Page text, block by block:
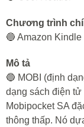
Chương trình
🔵 Amazon Kindle
Mô tả
🔵 MOBI (định
dạng sách điện
Mobipocket SA
thông thấp. Nó